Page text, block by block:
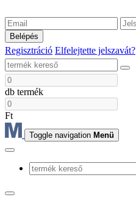
Belépés
Regisztráció Elfelejtette jelszavát?
db termék
Ft
Toggle navigation Menü